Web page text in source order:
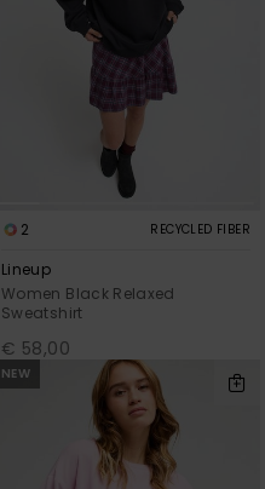
2 RECYCLED FIBER
Lineup
Women Black Relaxed
Sweatshirt
€ 58,00
NEW